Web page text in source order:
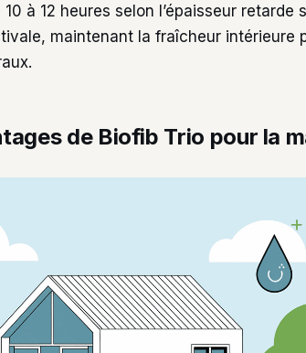
à 12 heures selon l’épaisseur
maintenant la fraîcheur intérieure
de Biofib Trio pour la